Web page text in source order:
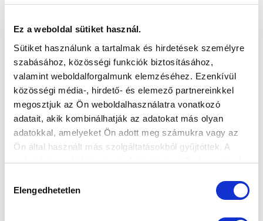
Ez a weboldal sütiket használ.
Sütiket használunk a tartalmak és hirdetések személyre
szabásához, közösségi funkciók biztosításához,
valamint weboldalforgalmunk elemzéséhez. Ezenkívül
közösségi média-, hirdető- és elemező partnereinkkel
megosztjuk az Ön weboldalhasználatra vonatkozó
adatait, akik kombinálhatják az adatokat más olyan
adatokkal, amelyeket Ön adott meg számukra vagy az
Ön által használt más szolgáltatásokból gyűjtöttek. A
weboldalon való böngészés folytatásával Ön hozzájárul a
kiválasztása
Elengedhetetlen
KÉPGALÉRIA: BUDAPEST HONVÉD - MTK
BUDAPEST 2-2 (2-0)
2020-12-07 02:49:35
Képekben a Honvéd elleni döntetlen.